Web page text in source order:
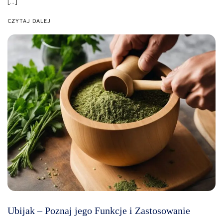
CZYTAJ DALEJ
Ubijak – Poznaj jego Funkcje i Zastosowanie